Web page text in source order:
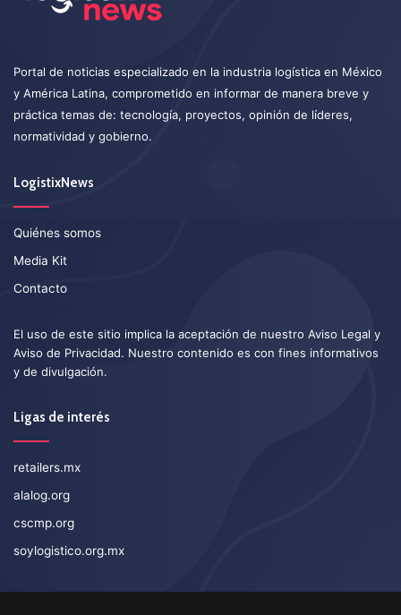
Portal de noticias especializado en la industria logística en México
y América Latina, comprometido en informar de manera breve y
práctica temas de: tecnología, proyectos, opinión de líderes,
normatividad y gobierno.
LogistixNews
Quiénes somos
Media Kit
Contacto
El uso de este sitio implica la aceptación de nuestro Aviso Legal y
Aviso de Privacidad. Nuestro contenido es con fines informativos
y de divulgación.
Ligas de interés
retailers.mx
alalog.org
cscmp.org
soylogistico.org.mx